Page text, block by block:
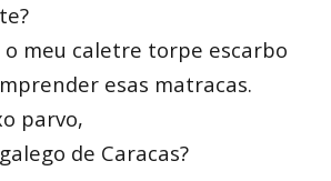
o meu caletre torpe escarbo
esas matracas.
parvo,
de Caracas?